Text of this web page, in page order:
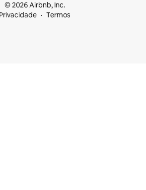
© 2026 Airbnb, Inc.
Privacidade
Termos